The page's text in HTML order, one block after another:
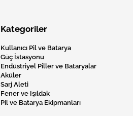
Kategoriler
Kullanıcı Pil ve Batarya
Güç İstasyonu
Endüstriyel Piller ve Bataryalar
Aküler
Sarj Aleti
Fener ve Işıldak
Pil ve Batarya Ekipmanları